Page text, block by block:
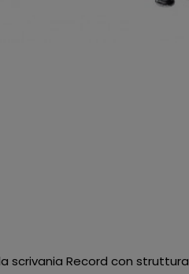
scrivania Record con